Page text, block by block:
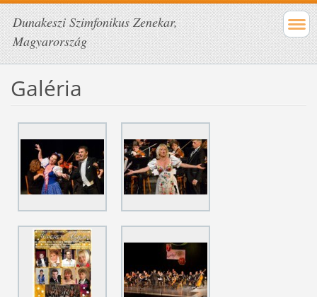
Dunakeszi Szimfonikus Zenekar,
Magyarország
Galéria